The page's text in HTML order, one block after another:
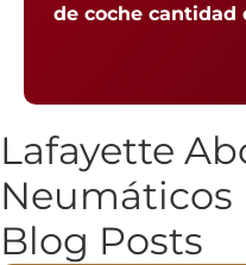
de coche cantidad
Lafayette
Neumáticos
Blog Posts